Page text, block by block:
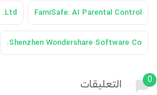
FamiSafe: AI Parental Control
Ltd.
Shenzhen Wondershare Software Co.
0 التعليقات